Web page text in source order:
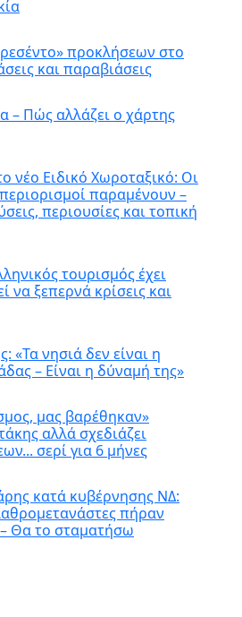
προκλήσεων στο
και παραβιάσεις
– Πώς αλλάζει ο χάρτης
νέο Ειδικό Χωροταξικό: Οι
παραμένουν –
περιουσίες και τοπική
τουρισμός έχει
να ξεπερνά κρίσεις και
νησιά δεν είναι η
– Είναι η δύναμή της»
μας βαρέθηκαν»
αλλά σχεδιάζει
σερί για 6 μήνες
κατά κυβέρνησης ΝΔ:
πήραν
– Θα το σταματήσω